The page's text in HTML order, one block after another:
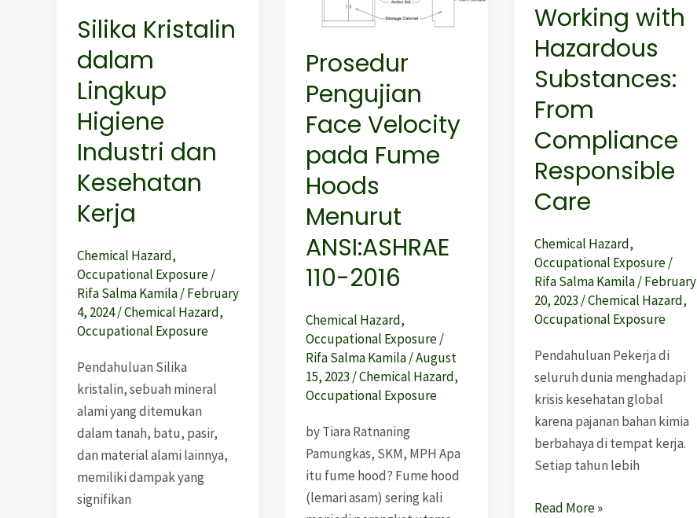
Silika Kristalin
dalam
Lingkup
Higiene
Industri dan
Kesehatan
Kerja
Chemical Hazard,
Occupational Exposure/
Rifa Salma Kamila/February
4, 2024/Chemical Hazard,
Occupational Exposure
Pendahuluan Silika
kristalin, sebuah mineral
alami yang ditemukan
dalam tanah, batu, pasir,
dan material alami lainnya,
memiliki dampak yang
signifikan
Industri
dan
Kesehatan
Kerja
Prosedur
Pengujian
Face Velocity
pada Fume
Hoods
Menurut
ANSI:ASHRAE
110-2016
Chemical Hazard,
Occupational Exposure/
Rifa Salma Kamila/August
15, 2023 /Chemical Hazard,
Occupational Exposure
by Tiara Ratnaning
Pamungkas, SKM, MPH Apa
itu fume hood? Fume hood
(lemari asam) sering kali
Hoods
ANSI:ASHRAE
110-
Working with
Hazardous
Substances:
From
Compliance
Responsible
Care
Chemical Hazard,
Occupational Exposure/
Rifa Salma Kamila/February
20, 2023 /Chemical Hazard,
Occupational Exposure
Pendahuluan Pekerja di
seluruh dunia menghadapi
krisis kesehatan global
karena pajanan bahan kimia
berbahaya di tempat kerja.
Setiap tahun lebih
From
Responsible
Care
Read More »